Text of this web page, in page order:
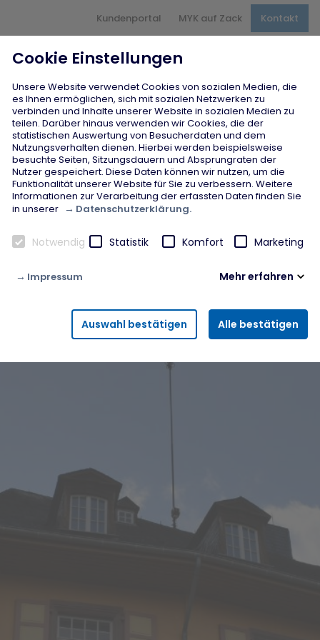
Cookie Einstellungen
Unsere Website verwendet Cookies von sozialen Medien, die
es Ihnen ermöglichen, sich mit sozialen Netzwerken zu
verbinden und Inhalte unserer Website in sozialen Medien zu
teilen. Darüber hinaus verwenden wir Cookies, die der
statistischen Auswertung von Besucherdaten und dem
Nutzungsverhalten dienen. Hierbei werden beispielsweise
besuchte Seiten, Sitzungsdauern und Absprungraten der
Nutzer gespeichert. Diese Daten können wir nutzen, um die
Funktionalität unserer Website für Sie zu verbessern. Weitere
Informationen zur Verarbeitung der erfassten Daten finden Sie
in unserer
Datenschutzerklärung.
Notwendig Statistik Komfort Marketing
Impressum
Mehr erfahren
Diese Cookies werden zur Gewährleistung von
Sicherheitsfunktionalitäten verwendet, die für den
reibungslosen Betrieb der Seite benötigt werden. Darunter fällt
„eingeloggt bleiben“, damit wir Ihnen bei einem erneuten
beispielsweise, um die Entwicklung von Besucherzahlen oder
den Effekt bestimmter Inhalte auf unsere Seitenbesucher
nachvollziehen zu können.
Diese Cookies helfen uns, Ihnen die Bedienung unserer Seiten
zu erleichtern. So können wir beispielsweise Suchergebnisse,
speichern und Ihnen diese bei einem erneuten Besuch der
Auswahl bestätigen Alle bestätigen
Kundenportal MYK auf Zack Kontakt
Jobcenter MYK
Standort Mayen